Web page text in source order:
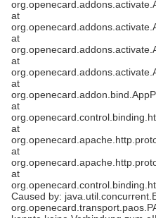
at
at
at
at
at
at
at
at
Caused by: